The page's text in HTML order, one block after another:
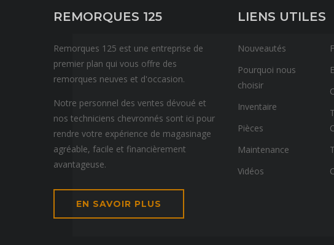
REMORQUES 125
Remorques 125 est une entreprise de
premier plan qui vous offre des
remorques neuves et d'occasion.
Notre personnel des ventes dévoué et
nos techniciens chevronnés sont ici pour
rendre votre expérience de magasinage
agréable, facile et financièrement
avantageuse.
EN SAVOIR PLUS
LIENS UTILES
Nouveautés
Pourquoi nous
choisir
Inventaire
Pièces
Maintenance
Vidéos